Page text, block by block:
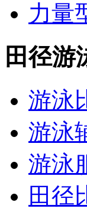
力量
田径游
游泳
游泳
游泳
田径